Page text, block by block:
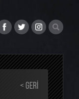
< GERI